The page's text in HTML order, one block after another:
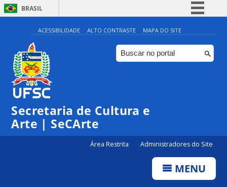
BRASIL
Simplifique!
Comunica BR
Participe
ACESSIBILIDADE ALTO CONTRASTE MAPA DO SITE
Secretaria de Cultura e
Arte | SeCArte
Área Restrita Administradores do Site
MENU
0:00
1:00